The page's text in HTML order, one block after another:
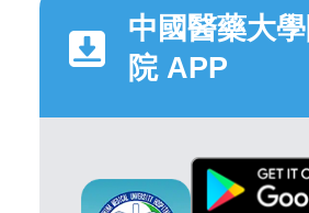
中國醫藥大
院 APP